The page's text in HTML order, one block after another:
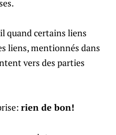
quand certains liens
liens, mentionnés dans
vers des parties
rien de bon!